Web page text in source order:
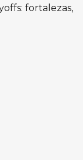
fortalezas,